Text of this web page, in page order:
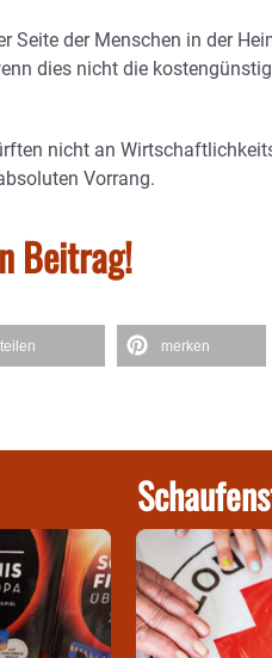
Seite der Menschen in der
dies nicht die
nicht an
Vorrang.
Beitrag!
teilen merken